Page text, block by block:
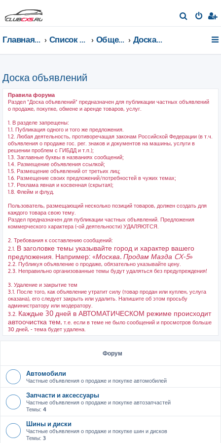
о
Главная страница Список форумов Общение на любые темы Доска объявлений
Доска объявлений
Правила форума
Раздел "Доска объявлений" предназначен для публикации частных объявлений
о продаже, покупке, обмене и аренде товаров, услуг.
1. В разделе запрещены:
1.1. Публикация одного и того же предложения.
1.2. Любая деятельность, противоречащая законам Российской Федерации (в т.ч.
объявления о продаже гос. рег. знаков и документов на машины, услуги в
решении проблем с ГИБДД и т.п.);
1.3. Заглавные буквы в названиях сообщений;
1.4. Размещение объявления ссылкой;
1.5. Размещение объявлений от третьих лиц;
1.6. Размещение своих предложений/потребностей в чужих темах;
1.7. Реклама явная и косвенная (скрытая);
1.8. Флейм и флуд.
Пользователь, размещающий несколько позиций товаров, должен создать для
каждого товара свою тему.
Раздел предназначен для публикации частных объявлений. Предложения
коммерческого характера (-ой деятельности) УДАЛЯЮТСЯ.
2. Требования к составлению сообщений:
2.1. В заголовке темы указывайте город и характер вашего
предложения. Например: «Москва. Продам Мазда CX-5»
2.2. Публикуя объявление о продаже, обязательно указывайте цену.
2.3. Неправильно организованные темы будут удаляться без предупреждения!
3. Удаление и закрытие тем
3.1. После того, как объявление утратит силу (товар продан или куплен, услуга
оказана), его следует закрыть или удалить. Напишите об этом просьбу
администратору или модератору.
3.2. Каждые 30 дней в АВТОМАТИЧЕСКОМ режиме происходит
автоочистка тем, т.е. если в теме не было сообщений и просмотров больше
30 дней, - тема будет удалена.
Форум
Автомобили
Частные объявления о продаже и покупке автомобилей
Запчасти и аксессуары
Частные объявления о продаже и покупке автозапчастей
Темы: 4
Шины и диски
Частные объявления о продаже и покупке шин и дисков
Темы: 3